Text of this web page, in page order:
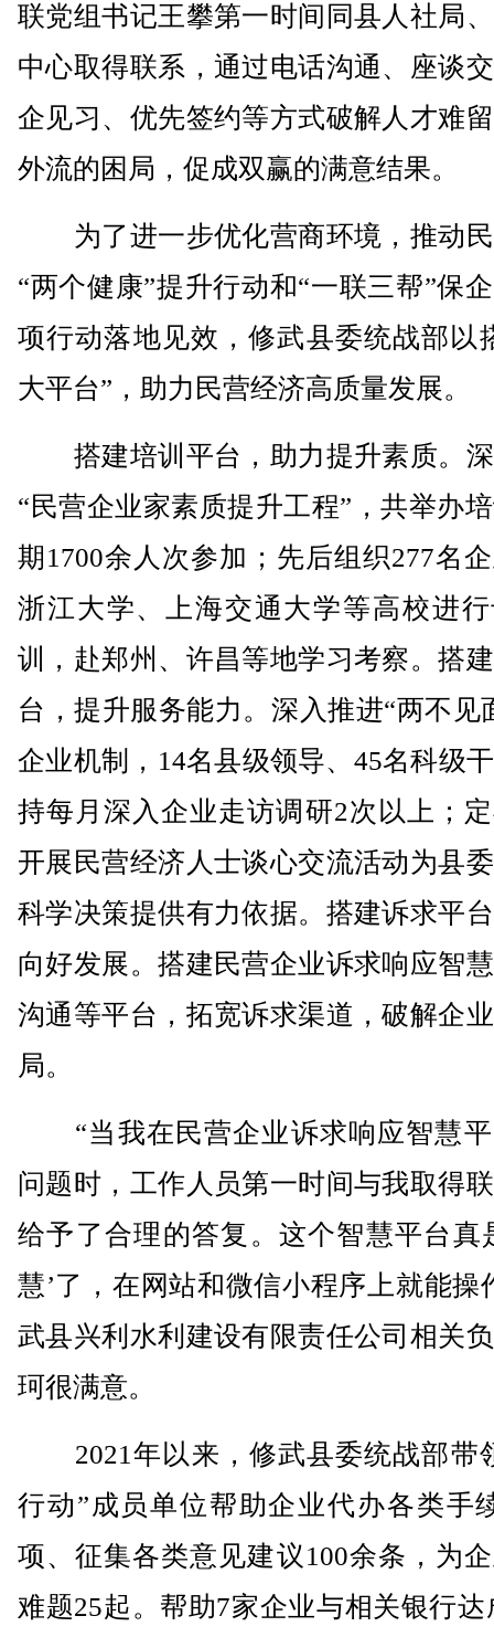
联党组书记王攀第一时间同县人社局
中心取得联系，通过电话沟通、座谈
企见习、优先签约等方式破解人才难
外流的困局，促成双赢的满意结果。
为了进一步优化营商环境，推动
“两个健康”提升行动和“一联三帮”保
项行动落地见效，修武县委统战部以
大平台”，助力民营经济高质量发展。
搭建培训平台，助力提升素质。
“民营企业家素质提升工程”，共举办
期1700余人次参加；先后组织277名
浙江大学、上海交通大学等高校进
训，赴郑州、许昌等地学习考察。搭
台，提升服务能力。深入推进“两不见
企业机制，14名县级领导、45名科级
持每月深入企业走访调研2次以上；
开展民营经济人士谈心交流活动为县
科学决策提供有力依据。搭建诉求平
向好发展。搭建民营企业诉求响应智
沟通等平台，拓宽诉求渠道，破解企
局。
“当我在民营企业诉求响应智慧平
问题时，工作人员第一时间与我取得
给予了合理的答复。这个智慧平台真
慧’了，在网站和微信小程序上就能操
武县兴利水利建设有限责任公司相关
珂很满意。
2021年以来，修武县委统战部带
行动”成员单位帮助企业代办各类手
项、征集各类意见建议100余条，为
难题25起。帮助7家企业与相关银行达